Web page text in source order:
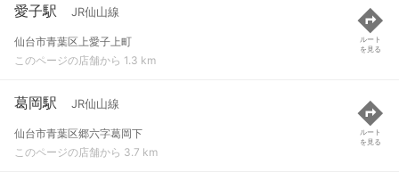
愛子駅 JR仙山線
仙台市青葉区上愛子上町
このページの店舗から 1.3 km
ルート
を見る
葛岡駅 JR仙山線
仙台市青葉区郷六字葛岡下
このページの店舗から 3.7 km
ルート
を見る